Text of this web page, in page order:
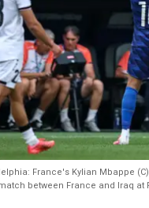
France's Kylian Mbappe
between France and Iraq